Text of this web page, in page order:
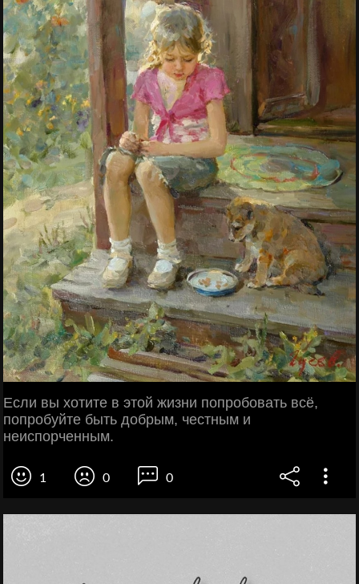
Если вы хотите в этой жизни попробовать всё,
попробуйте быть добрым, честным и
неиспорченным.
1 0 0